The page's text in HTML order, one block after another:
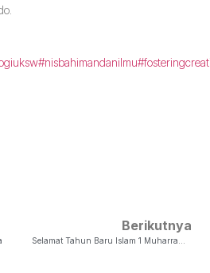
#nisbahimandanilmu
Berikutnya